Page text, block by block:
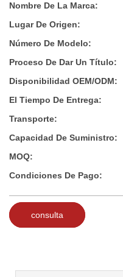
Nombre De La Marca:
Lugar De Origen:
Número De Modelo:
Proceso De Dar Un Título:
Disponibilidad OEM/ODM:
El Tiempo De Entrega:
Transporte:
Capacidad De Suministro:
MOQ:
Condiciones De Pago:
consulta